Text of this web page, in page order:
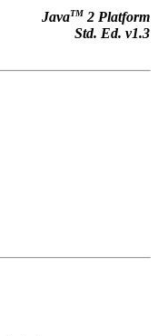
JavaTM 2 Platform
Std. Ed. v1.3